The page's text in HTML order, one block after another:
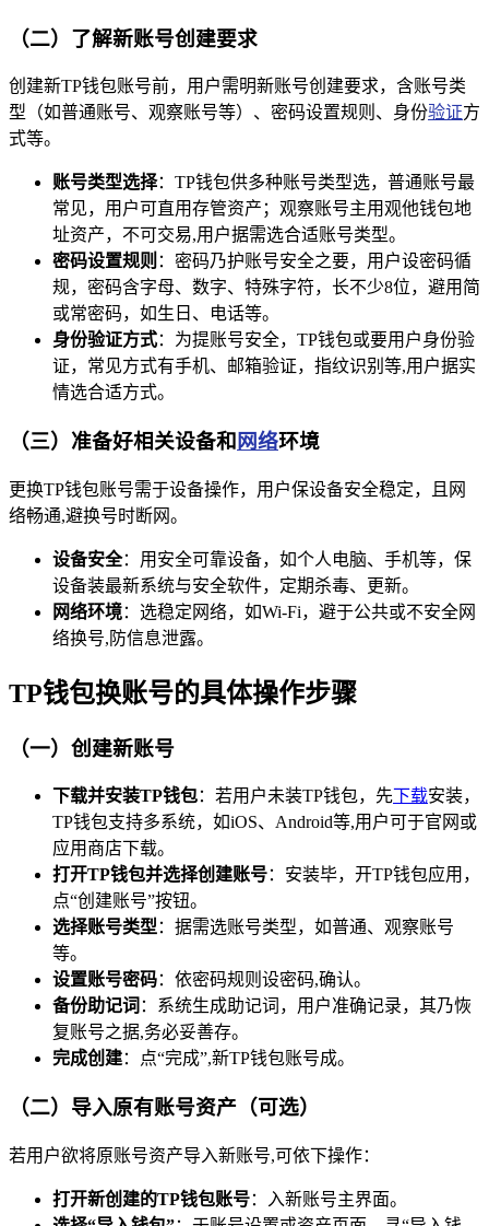
（二）了解新账号创建要求
创建新TP钱包账号前，用户需明新账号创建要求，含账号类
型（如普通账号、观察账号等）、密码设置规则、身份验证方
式等。
账号类型选择：TP钱包供多种账号类型选，普通账号最
常见，用户可直用存管资产；观察账号主用观他钱包地
址资产，不可交易,用户据需选合适账号类型。
密码设置规则 ：密码乃护账号安全之要，用户设密码循
规，密码含字母、数字、特殊字符，长不少8位，避用简
或常密码，如生日、电话等。
身份验证方式：为提账号安全，TP钱包或要用户身份验
证，常见方式有手机、邮箱验证，指纹识别等,用户据实
情选合适方式。
（三）准备好相关设备和 网络环境
更换TP钱包账号需于设备操作，用户保设备安全稳定，且网
络畅通,避换号时断网。
设备安全：用安全可靠设备，如个人电脑、手机等，保
设备装最新系统与安全软件，定期杀毒、更新。
网络环境：选稳定网络，如Wi-Fi，避于公共或不安全网
络换号,防信息泄露。
TP钱包换账号的具体操作步骤
（一）创建新账号
下载并安装TP钱包：若用户未装TP钱包，先下载安装，
TP钱包支持多系统，如iOS、Android等,用户可于官网或
应用商店下载。
打开TP钱包并选择创建账号：安装毕，开TP钱包应用，
点“创建账号”按钮。
选择账号类型 ：据需选账号类型，如普通、观察账号
等。
设置账号密码：依密码规则设密码,确认。
备份助记词 ：系统生成助记词，用户准确记录，其乃恢
复账号之据,务必妥善存。
完成创建：点“完成”,新TP钱包账号成。
（二）导入原有账号资产（可选）
若用户欲将原账号资产导入新账号,可依下操作：
打开新创建的TP钱包账号：入新账号主界面。